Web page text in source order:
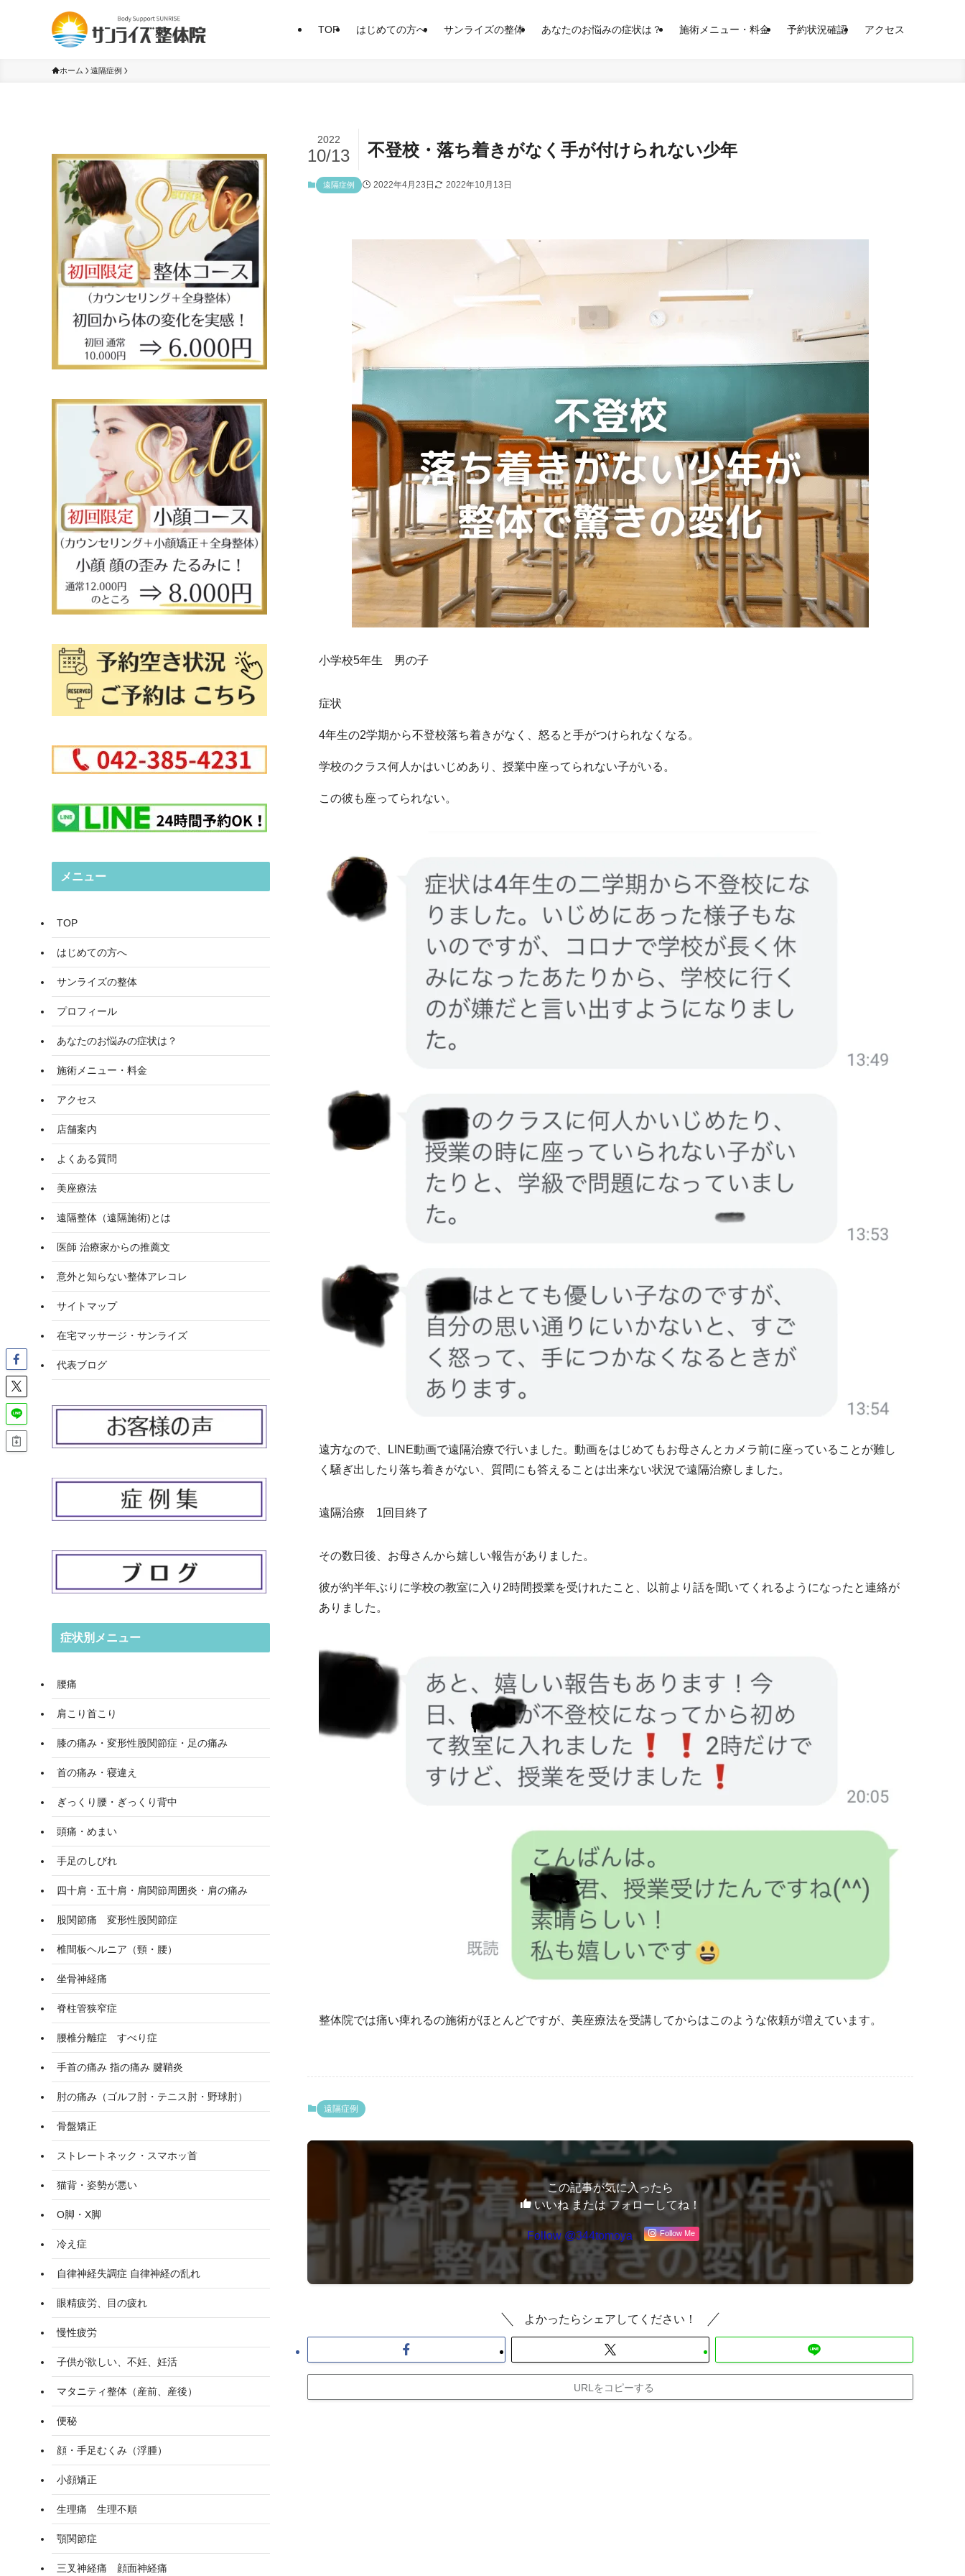
TOP はじめての方へ サンライズの整体 あなたのお悩みの症状は？ 施術メニュー・料金 予約状況確認 アクセス
ホーム 遠隔症例
不登校・落ち着きがなく手が付けられない少年
2022
10/13
遠隔症例 2022年4月23日 2022年10月13日
小学校5年生 男の子
症状
4年生の2学期から不登校落ち着きがなく、怒ると手がつけられなくなる。
学校のクラス何人かはいじめあり、授業中座ってられない子がいる。
この彼も座ってられない。
遠方なので、LINE動画で遠隔治療で行いました。動画をはじめてもお母さんとカメラ前に座っていることが難し
く騒ぎ出したり落ち着きがない、質問にも答えることは出来ない状況で遠隔治療しました。
遠隔治療 1回目終了
その数日後、お母さんから嬉しい報告がありました。
彼が約半年ぶりに学校の教室に入り2時間授業を受けれたこと、以前より話を聞いてくれるようになったと連絡が
ありました。
整体院では痛い痺れるの施術がほとんどですが、美座療法を受講してからはこのような依頼が増えています。
遠隔症例
この記事が気に入ったら
いいね または フォローしてね！
Follow @344tomoya Follow Me
よかったらシェアしてください！
URLをコピーする
メニュー
TOP
はじめての方へ
サンライズの整体
プロフィール
あなたのお悩みの症状は？
施術メニュー・料金
アクセス
店舗案内
よくある質問
美座療法
遠隔整体（遠隔施術)とは
医師 治療家からの推薦文
意外と知らない整体アレコレ
サイトマップ
在宅マッサージ・サンライズ
代表ブログ
症状別メニュー
腰痛
肩こり首こり
膝の痛み・変形性股関節症・足の痛み
首の痛み・寝違え
ぎっくり腰・ぎっくり背中
頭痛・めまい
手足のしびれ
四十肩・五十肩・肩関節周囲炎・肩の痛み
股関節痛 変形性股関節症
椎間板ヘルニア（頸・腰）
坐骨神経痛
脊柱管狭窄症
腰椎分離症 すべり症
手首の痛み 指の痛み 腱鞘炎
肘の痛み（ゴルフ肘・テニス肘・野球肘）
骨盤矯正
ストレートネック・スマホッ首
猫背・姿勢が悪い
O脚・X脚
冷え症
自律神経失調症 自律神経の乱れ
眼精疲労、目の疲れ
慢性疲労
子供が欲しい、不妊、妊活
マタニティ整体（産前、産後）
便秘
顔・手足むくみ（浮腫）
小顔矯正
生理痛 生理不順
顎関節症
三叉神経痛 顔面神経痛